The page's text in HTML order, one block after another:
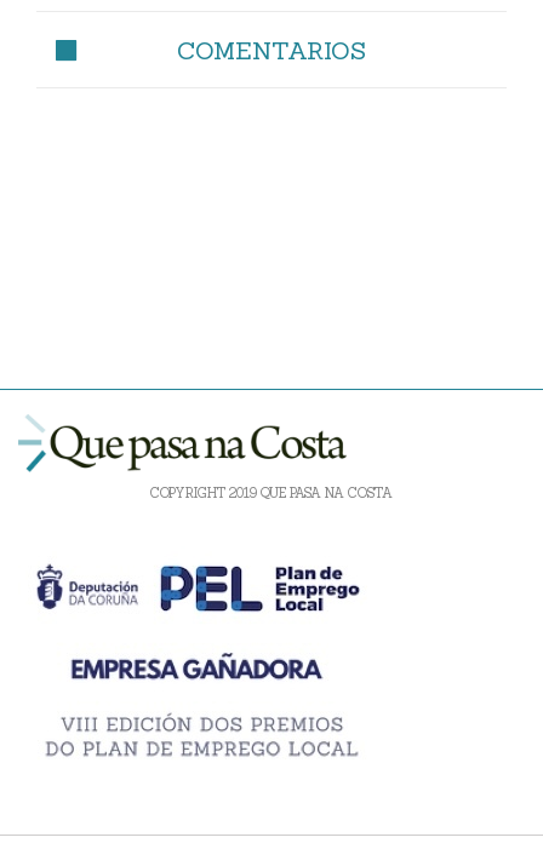
COMENTARIOS
COPYRIGHT 2019 QUE PASA NA COSTA